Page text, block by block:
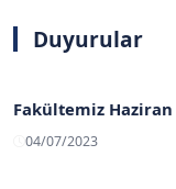
Duyurular
Fakültemiz Haziran
04/07/2023